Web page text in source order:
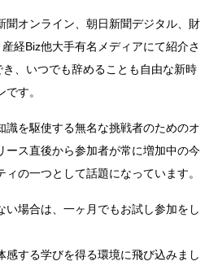
聞オンライン、朝日新聞デジタル、財
経Biz他大手有名メディアにて紹介さ
、いつでも辞めることも自由な新時
す。
識を駆使する無名な挑戦者のためのオ
ース直後から参加者が常に増加中の今
の一つとして話題になっています。
い場合は、一ヶ月でもお試し参加をし
感する学びを得る環境に飛び込みまし